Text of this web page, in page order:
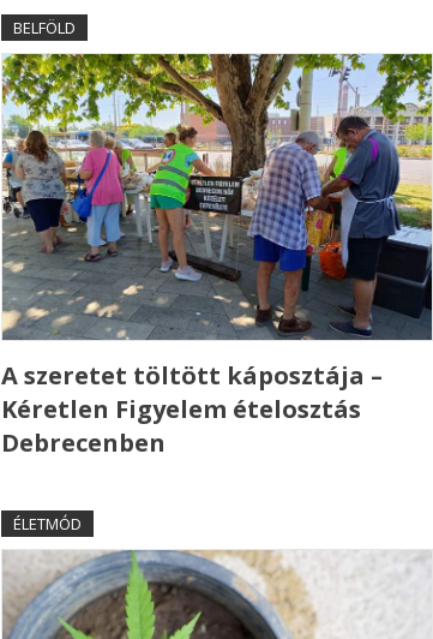
BELFÖLD
A szeretet töltött káposztája –
Kéretlen Figyelem ételosztás
Debrecenben
ÉLETMÓD